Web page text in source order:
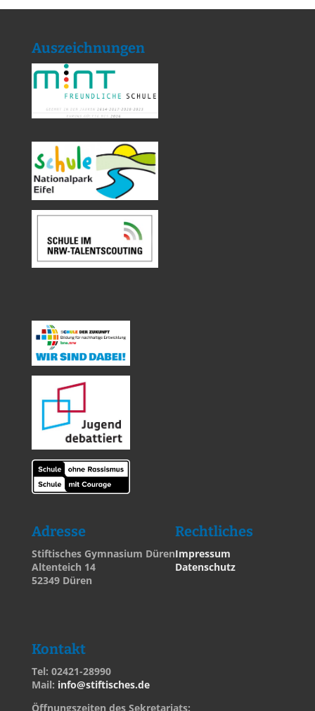
Auszeichnungen
Adresse
Stiftisches Gymnasium Düren
Altenteich 14
52349 Düren
Rechtliches
Impressum
Datenschutz
Kontakt
Tel: 02421-28990
Mail: info@stiftisches.de
Öffnungszeiten des Sekretariats: